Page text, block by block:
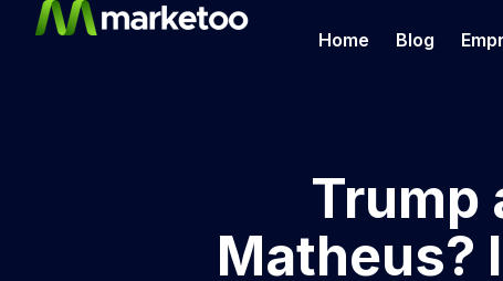
Home Blog
Trump
Matheus?